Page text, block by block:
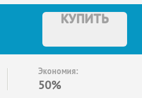
КУПИТЬ
Экономия:
50%